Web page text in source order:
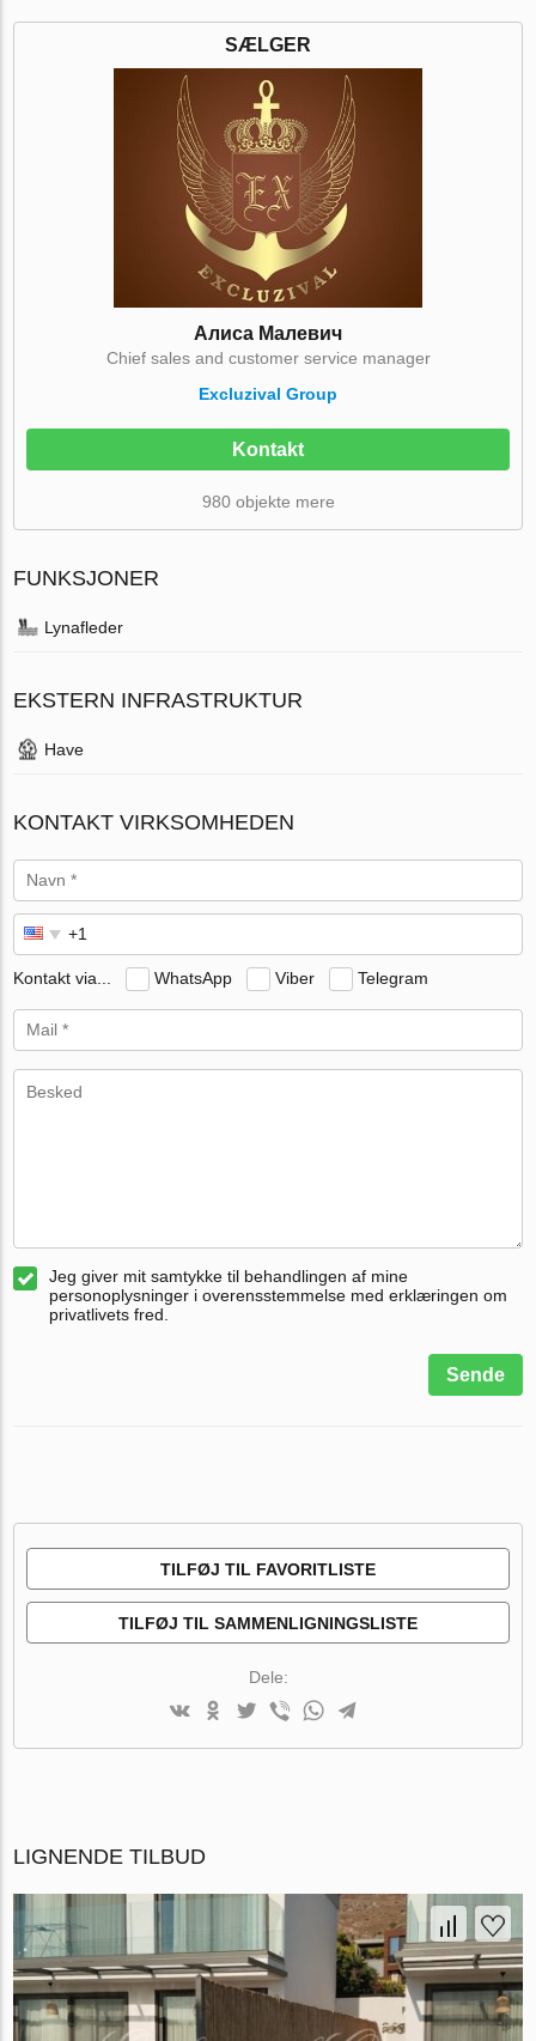
SÆLGER
Алиса Малевич
Chief sales and customer service manager
Excluzival Group
Kontakt
980 objekte mere
FUNKSJONER
Lynafleder
EKSTERN INFRASTRUKTUR
Have
KONTAKT VIRKSOMHEDEN
Kontakt via... WhatsApp Viber Telegram
Jeg giver mit samtykke til behandlingen af mine
personoplysninger i overensstemmelse med erklæringen om
privatlivets fred.
Sende
TILFØJ TIL FAVORITLISTE
TILFØJ TIL SAMMENLIGNINGSLISTE
Dele:
LIGNENDE TILBUD